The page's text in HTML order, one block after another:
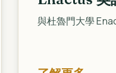
與杜魯門大學